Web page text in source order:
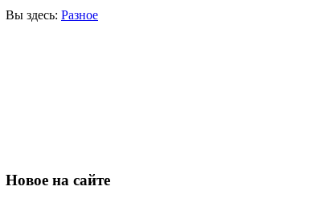
Вы здесь: Разное
Новое на сайте